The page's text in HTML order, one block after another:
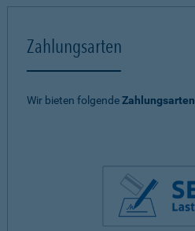
Zahlungsarten
Wir bieten folgendeZahlungsarten